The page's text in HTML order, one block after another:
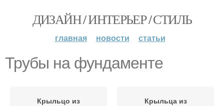
ДИЗАЙН / ИНТЕРЬЕР / СТИЛЬ
главная новости статьи
Трубы на фундаменте
Крыльцо из
Крыльца из